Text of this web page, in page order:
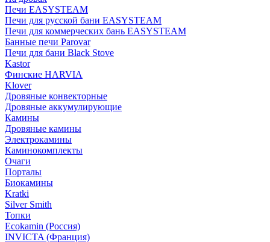
Печи EASYSTEAM
Печи для русской бани EASYSTEAM
Печи для коммерческих бань EASYSTEAM
Банные печи Parovar
Печи для бани Black Stove
Kastor
Финские HARVIA
Klover
Дровяные конвекторные
Дровяные аккумулирующие
Камины
Дровяные камины
Электрокамины
Каминокомплекты
Очаги
Порталы
Биокамины
Kratki
Silver Smith
Топки
Ecokamin (Россия)
INVICTA (Франция)